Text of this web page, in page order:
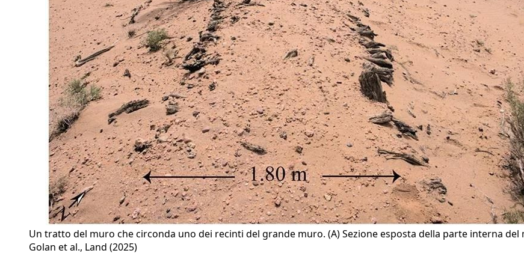
Un tratto del muro che circonda uno dei recinti del grande muro. (A) Sezione esposta della parte interna
Golan et al., Land (2025)